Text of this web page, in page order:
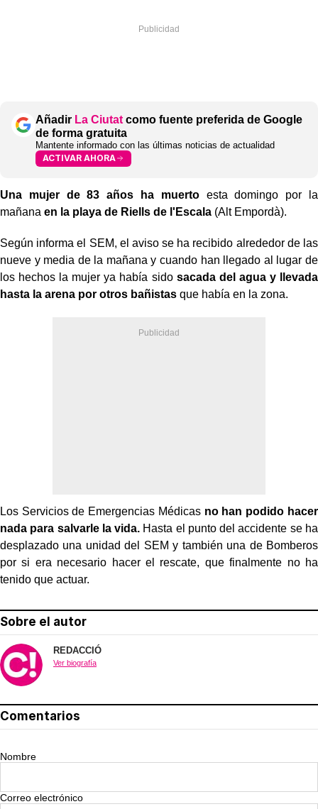
Añadir La Ciutat como fuente preferida de Google
de forma gratuita
Mantente informado con las últimas noticias de actualidad
ACTIVAR AHORA
Una mujer de 83 años ha muertoesta domingo por la
mañana en la playa de Riells de l'Escala (Alt Empordà).
Según informa el SEM, el aviso se ha recibido alrededor de las
nueve y media de la mañana y cuando han llegado al lugar de
los hechos la mujer ya había sido sacada del agua y llevada
hasta la arena por otros bañistas que había en la zona.
Los Servicios de Emergencias Médicas no han podido hacer
nada para salvarle la vida. Hasta el punto del accidente se ha
desplazado una unidad del SEM y también una de Bomberos
por si era necesario hacer el rescate, que finalmente no ha
tenido que actuar.
Sobre el autor
REDACCIÓ
Ver biografía